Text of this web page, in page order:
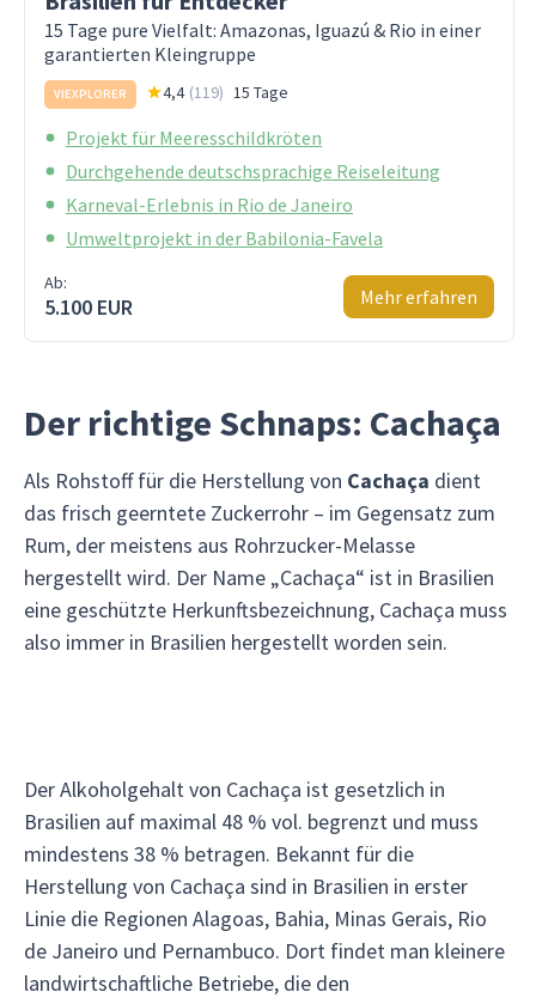
15 Tage pure Vielfalt: Amazonas, Iguazú & Rio in einer
garantierten Kleingruppe
VIEXPLORER 4,4 (119) 15 Tage
Projekt für Meeresschildkröten
Durchgehende deutschsprachige Reiseleitung
Karneval-Erlebnis in Rio de Janeiro
Umweltprojekt in der Babilonia-Favela
Ab:
5.100 EUR Mehr erfahren
Der richtige Schnaps: Cachaça
Als Rohstoff für die Herstellung von Cachaça dient
das frisch geerntete Zuckerrohr – im Gegensatz zum
Rum, der meistens aus Rohrzucker-Melasse
hergestellt wird. Der Name „Cachaça“ ist in Brasilien
eine geschützte Herkunftsbezeichnung, Cachaça muss
also immer in Brasilien hergestellt worden sein.
Der Alkoholgehalt von Cachaça ist gesetzlich in
Brasilien auf maximal 48 % vol. begrenzt und muss
mindestens 38 % betragen. Bekannt für die
Herstellung von Cachaça sind in Brasilien in erster
Linie die Regionen Alagoas, Bahia, Minas Gerais, Rio
de Janeiro und Pernambuco. Dort findet man kleinere
landwirtschaftliche Betriebe, die den